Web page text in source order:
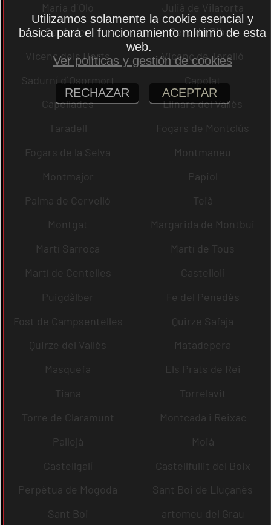
Maria d´Oló
Julià de Vilatorta
Cardedeu
Pere de Ribes
Vicenç dels Horts
Vicenç de Torelló
Sadurní d´Osormort
Capolat
Capellades
Llinars del Vallès
Taradell
Fogars de Montclús
Fogars de la Selva
Montmaneu
Montmajor
Papiol
Palma de Cervelló
Teià
Montgat
Margarida de Montbui
Martí Sarroca
Martí de Tous
Martí de Centelles
Castellolí
Puigdàlber
Fe del Penedès
Fost de Campsentelles
Quirze Safaja
Quirze del Vallès
Matadepera
Masquefa
Els Prats de Rei
Tiana
Torrelavit
Torre de Claramunt
Montcada i Reixac
Pallejà
Moià
Castellgalí
Castellfullit del Boix
Perpètua de Mogoda
Sant Boi de Lluçanès
Sant Boi
artomeu del Grau
Utilizamos solamente la cookie esencial y
básica para el funcionamiento mínimo de esta
web.
Ver políticas y gestión de cookies
RECHAZAR ACEPTAR